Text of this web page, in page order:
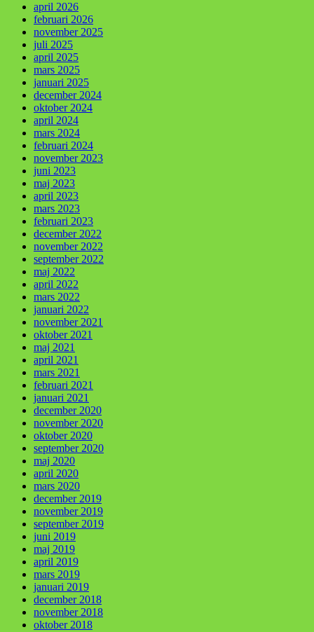
april 2026
februari 2026
november 2025
juli 2025
april 2025
mars 2025
januari 2025
december 2024
oktober 2024
april 2024
mars 2024
februari 2024
november 2023
juni 2023
maj 2023
april 2023
mars 2023
februari 2023
december 2022
november 2022
september 2022
maj 2022
april 2022
mars 2022
januari 2022
november 2021
oktober 2021
maj 2021
april 2021
mars 2021
februari 2021
januari 2021
december 2020
november 2020
oktober 2020
september 2020
maj 2020
april 2020
mars 2020
december 2019
november 2019
september 2019
juni 2019
maj 2019
april 2019
mars 2019
januari 2019
december 2018
november 2018
oktober 2018